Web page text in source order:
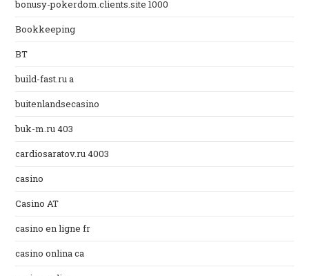
bonusy-pokerdom.clients.site 1000
Bookkeeping
BT
build-fast.ru a
buitenlandsecasino
buk-m.ru 403
cardiosaratov.ru 4003
casino
Casino AT
casino en ligne fr
casino onlina ca